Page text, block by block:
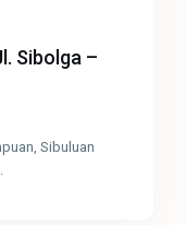
Sibolga –
Sibuluan